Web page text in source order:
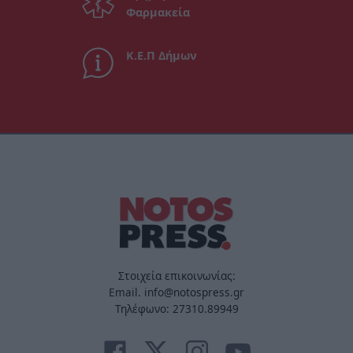
Φαρμακεία
Κ.Ε.Π Δήμων
Στοιχεία επικοινωνίας:
Email. info@notospress.gr
Τηλέφωνο: 27310.89949